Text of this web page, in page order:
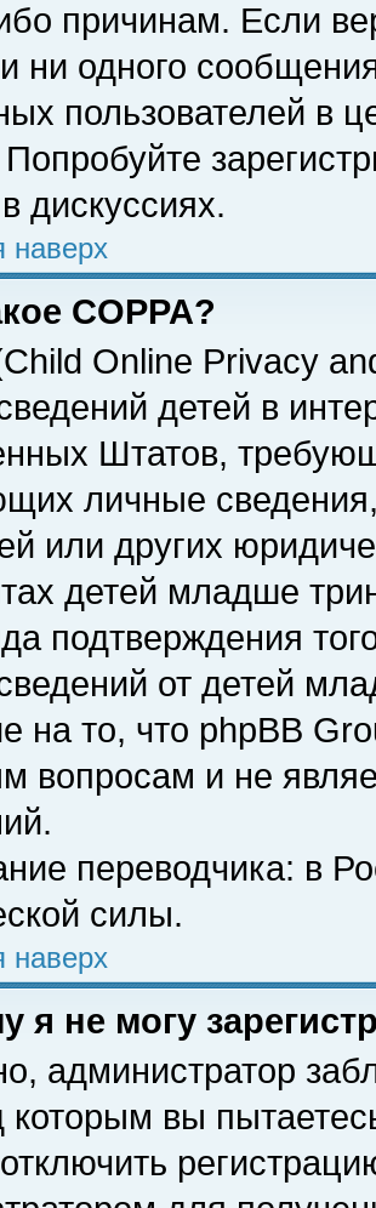
причинам. Если
ни одного
пользователей в
дискуссиях.
наверх
COPPA?
Online Privacy
детей в
Штатов,
личные
или других
детей младше
подтверждения
от детей
на то, что phpBB
вопросам и не
переводчика: в
силы.
наверх
я не могу
администратор
вы